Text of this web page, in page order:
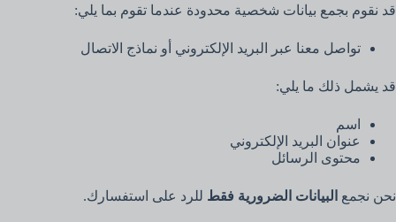
قد نقوم بجمع بيانات شخصية محدودة عندما تقوم بما يلي:
تواصل معنا عبر البريد الإلكتروني أو نماذج الاتصال
قد يشمل ذلك ما يلي:
اسم
عنوان البريد الإلكتروني
محتوى الرسائل
نحن نجمع البيانات الضرورية فقط للرد على استفسارك.